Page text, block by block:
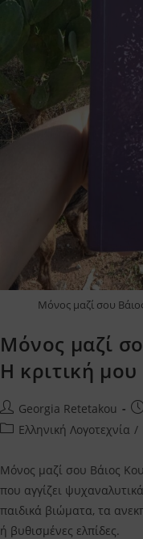
Μόνος μαζί σου
Μόνος μαζί
Η κριτική μου
Post
author:
Georgia Retetakou
PostΕλληνική Λογοτεχνία /
Μόνος μαζί σου Βάιος
που αγγίζει
παιδικά βιώματα, τα
ή βυθισμένες ελπίδες.